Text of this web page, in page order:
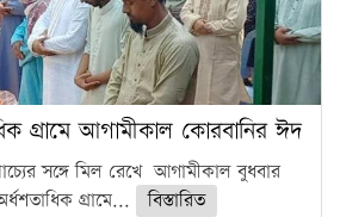
গ্রামে আগামীকাল কোরবানির ঈদ
সঙ্গে মিল রেখে আগামীকাল বুধবার
গ্রামে...
বিস্তারিত